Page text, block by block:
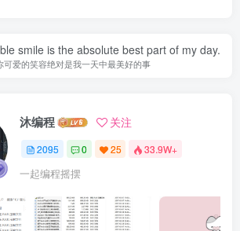
smile is the absolute best part of my day.
可爱的笑容绝对是我一天中最美好的事
沐编程 关注
2095 0 25 33.9W+
一起编程摇摆